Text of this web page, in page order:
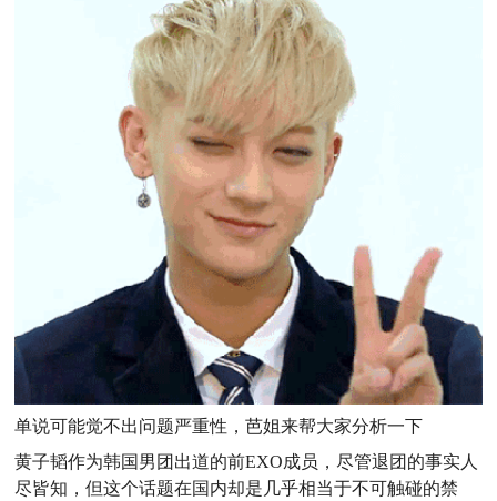
单说可能觉不出问题严重性，芭姐来帮大家分析一下
黄子韬作为韩国男团出道的前EXO成员，尽管退团的事实人
尽皆知，但这个话题在国内却是几乎相当于不可触碰的禁